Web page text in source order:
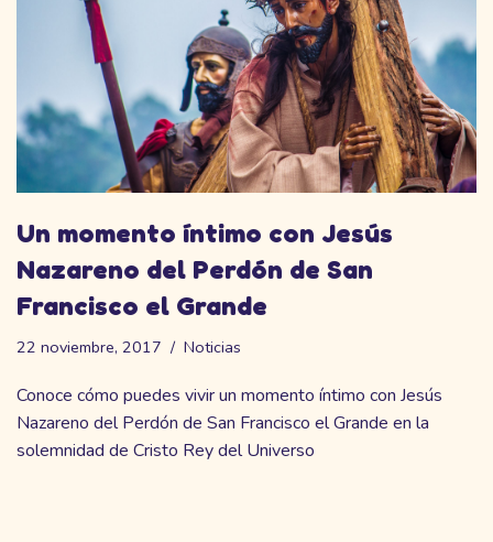
Un momento íntimo con Jesús
Nazareno del Perdón de San
Francisco el Grande
22 noviembre, 2017 Noticias
Conoce cómo puedes vivir un momento íntimo con Jesús
Nazareno del Perdón de San Francisco el Grande en la
solemnidad de Cristo Rey del Universo